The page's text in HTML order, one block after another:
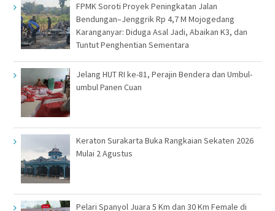
FPMK Soroti Proyek Peningkatan Jalan
Bendungan–Jenggrik Rp 4,7 M Mojogedang
Karanganyar: Diduga Asal Jadi, Abaikan K3, dan
Tuntut Penghentian Sementara
Jelang HUT RI ke-81, Perajin Bendera dan Umbul-
umbul Panen Cuan
Keraton Surakarta Buka Rangkaian Sekaten 2026
Mulai 2 Agustus
Pelari Spanyol Juara 5 Km dan 30 Km Female di